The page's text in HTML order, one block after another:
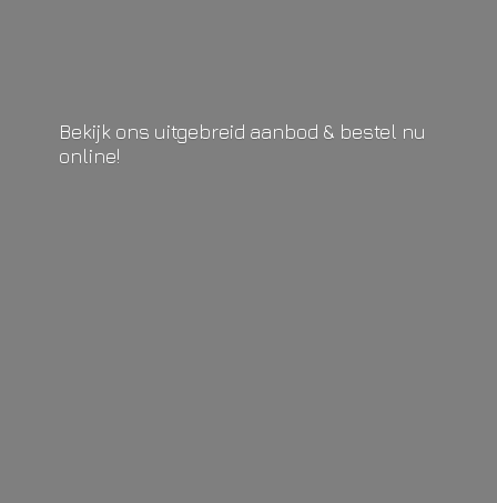
Bekijk ons uitgebreid aanbod & bestel nu
online!